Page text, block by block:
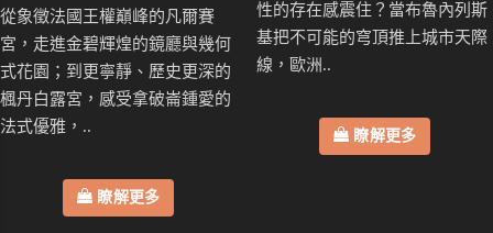
從象徵法國王權巔峰的凡爾賽
宮，走進金碧輝煌的鏡廳與幾何
式花園；到更寧靜、歷史更深的
楓丹白露宮，感受拿破崙鍾愛的
法式優雅，..
瞭解更多
性的存在感震住？當布魯內列斯
基把不可能的穹頂推上城市天際
線，歐洲..
瞭解更多